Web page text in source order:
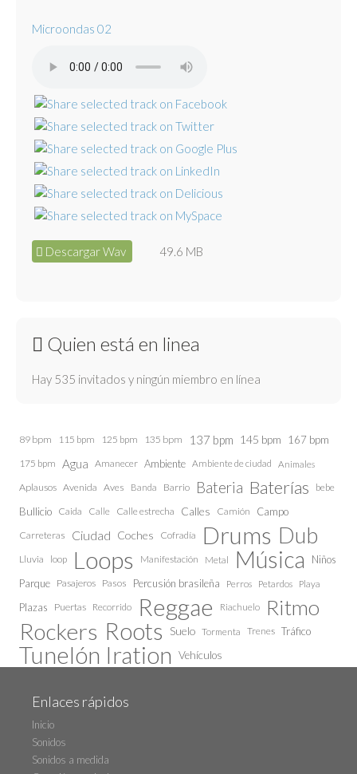
Microondas 02
Descargar Wav 49.6 MB
Quien está en linea
Hay 535 invitados y ningún miembro en línea
89 bpm 115 bpm 125 bpm 135 bpm 137 bpm 145 bpm 167 bpm
175 bpm Agua Amanecer Ambiente Ambiente de ciudad Animales
Aplausos Avenida Aves Banda Barrio Bateria Baterías bebe
Bullicio Caida Calle Calle estrecha Calles Camión Campo
Carreteras Ciudad Coches Cofradía Drums Dub
Lluvia loop Loops Manifestación Metal Música
Niños
Parque Pasajeros Pasos Percusión brasileña Perros Petardos Playa
Plazas Puertas Recorrido Reggae Riachuelo Ritmo
Rockers Roots Suelo Tormenta Trenes Tráfico
Tunelón Iration Vehículos
Enlaces rápidos
Inicio
Sonidos
Sonidos a medida